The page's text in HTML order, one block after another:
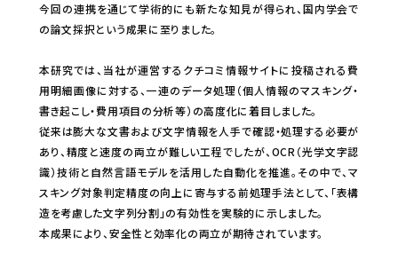
今回の連携を通じて学術的にも新たな知見が得られ、国内学会で
の論文採択という成果に至りました。
本研究では、当社が運営するクチコミ情報サイトに投稿される費
用明細画像に対する、一連のデータ処理（個人情報のマスキング・
書き起こし・費用項目の分析等）の高度化に着目しました。
従来は膨大な文書および文字情報を人手で確認・処理する必要が
あり、精度と速度の両立が難しい工程でしたが、OCR（光学文字認
識）技術と自然言語モデルを活用した自動化を推進。その中で、マ
スキング対象判定精度の向上に寄与する前処理手法として、「表構
造を考慮した文字列分割」の有効性を実験的に示しました。
本成果により、安全性と効率化の両立が期待されています。